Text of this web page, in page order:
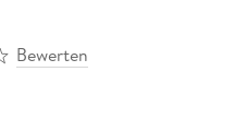
Bewerten